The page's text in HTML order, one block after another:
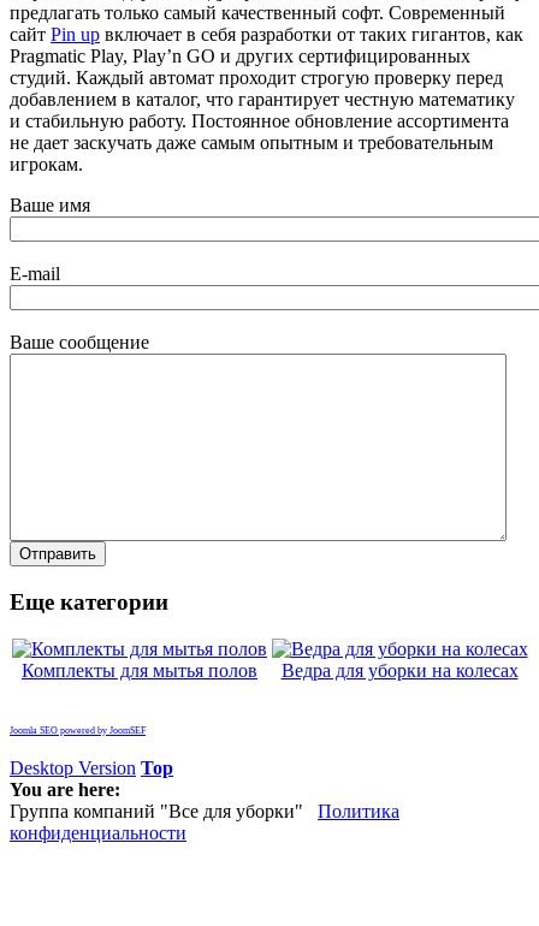
предлагать только самый качественный софт. Современный
сайт Pin up включает в себя разработки от таких гигантов, как
Pragmatic Play, Play’n GO и других сертифицированных
студий. Каждый автомат проходит строгую проверку перед
добавлением в каталог, что гарантирует честную математику
и стабильную работу. Постоянное обновление ассортимента
не дает заскучать даже самым опытным и требовательным
игрокам.
Ваше имя
E-mail
Ваше сообщение
Еще категории
Комплекты для мытья полов Ведра для уборки на колесах
Joomla SEO powered by JoomSEF
Desktop Version Top
You are here:
Группа компаний "Все для уборки" Политика
конфиденциальности